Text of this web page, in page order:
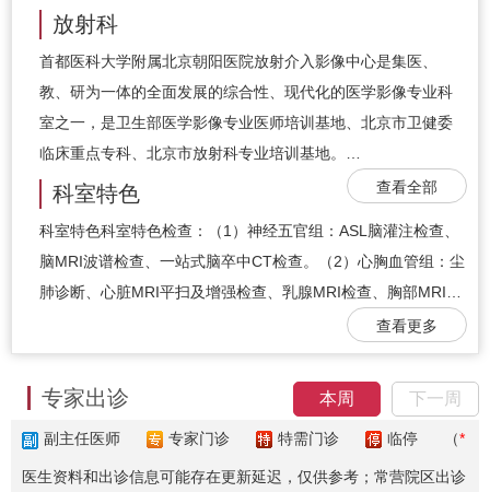
放射科
首都医科大学附属北京朝阳医院放射介入影像中心是集医、
教、研为一体的全面发展的综合性、现代化的医学影像专业科
室之一，是卫生部医学影像专业医师培训基地、北京市卫健委
临床重点专科、北京市放射科专业培训基地。…
查看全部
科室特色
科室特色科室特色检查：（1）神经五官组：ASL脑灌注检查、
脑MRI波谱检查、一站式脑卒中CT检查。（2）心胸血管组：尘
肺诊断、心脏MRI平扫及增强检查、乳腺MRI检查、胸部MRI…
查看更多
本周 下一周
专家出诊
副主任医师 专家门诊 特需门诊 临停 （*
医生资料和出诊信息可能存在更新延迟，仅供参考；常营院区出诊